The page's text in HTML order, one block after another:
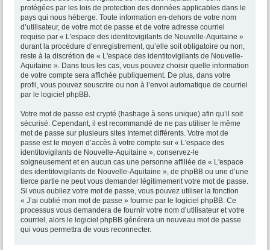
protégées par les lois de protection des données applicables dans le
pays qui nous héberge. Toute information en-dehors de votre nom
d’utilisateur, de votre mot de passe et de votre adresse courriel
requise par « L'espace des identitovigilants de Nouvelle-Aquitaine »
durant la procédure d’enregistrement, qu’elle soit obligatoire ou non,
reste à la discrétion de « L'espace des identitovigilants de Nouvelle-
Aquitaine ». Dans tous les cas, vous pouvez choisir quelle information
de votre compte sera affichée publiquement. De plus, dans votre
profil, vous pouvez souscrire ou non à l’envoi automatique de courriel
par le logiciel phpBB.
Votre mot de passe est crypté (hashage à sens unique) afin qu’il soit
sécurisé. Cependant, il est recommandé de ne pas utiliser le même
mot de passe sur plusieurs sites Internet différents. Votre mot de
passe est le moyen d’accès à votre compte sur « L'espace des
identitovigilants de Nouvelle-Aquitaine », conservez-le
soigneusement et en aucun cas une personne affiliée de « L'espace
des identitovigilants de Nouvelle-Aquitaine », de phpBB ou une d’une
tierce partie ne peut vous demander légitimement votre mot de passe.
Si vous oubliez votre mot de passe, vous pouvez utiliser la fonction
« J’ai oublié mon mot de passe » fournie par le logiciel phpBB. Ce
processus vous demandera de fournir votre nom d’utilisateur et votre
courriel, alors le logiciel phpBB générera un nouveau mot de passe
qui vous permettra de vous reconnecter.